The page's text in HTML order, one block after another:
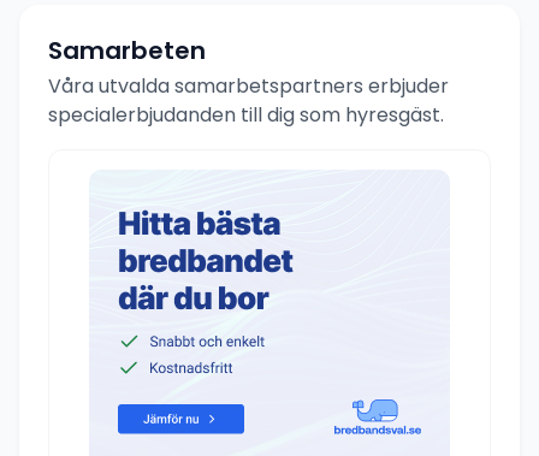
Samarbeten
Våra utvalda samarbetspartners erbjuder
specialerbjudanden till dig som hyresgäst.